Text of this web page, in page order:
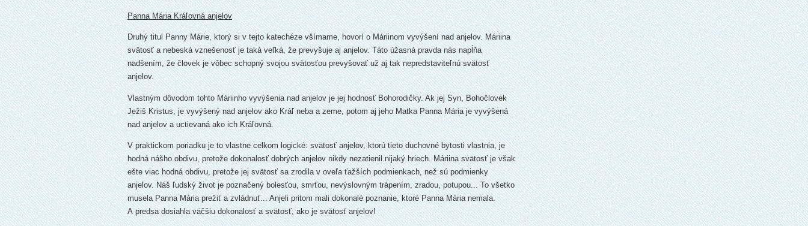
Panna Mária Kráľovná anjelov
Druhý titul Panny Márie, ktorý si v tejto katechéze všímame, hovorí o Máriinom vyvýšení nad anjelov. Máriina
svätosť a nebeská vznešenosť je taká veľká, že prevyšuje aj anjelov. Táto úžasná pravda nás napĺňa
nadšením, že človek je vôbec schopný svojou svätosťou prevyšovať už aj tak nepredstaviteľnú svätosť
anjelov.
Vlastným dôvodom tohto Máriinho vyvýšenia nad anjelov je jej hodnosť Bohorodičky. Ak jej Syn, Bohočlovek
Ježiš Kristus, je vyvýšený nad anjelov ako Kráľ neba a zeme, potom aj jeho Matka Panna Mária je vyvýšená
nad anjelov a uctievaná ako ich Kráľovná.
V praktickom poriadku je to vlastne celkom logické: svätosť anjelov, ktorú tieto duchovné bytosti vlastnia, je
hodná nášho obdivu, pretože dokonalosť dobrých anjelov nikdy nezatienil nijaký hriech. Máriina svätosť je však
ešte viac hodná obdivu, pretože jej svätosť sa zrodila v oveľa ťažších podmienkach, než sú podmienky
anjelov. Náš ľudský život je poznačený bolesťou, smrťou, nevýslovným trápením, zradou, potupou... To všetko
musela Panna Mária prežiť a zvládnuť... Anjeli pritom mali dokonalé poznanie, ktoré Panna Mária nemala.
A predsa dosiahla väčšiu dokonalosť a svätosť, ako je svätosť anjelov!